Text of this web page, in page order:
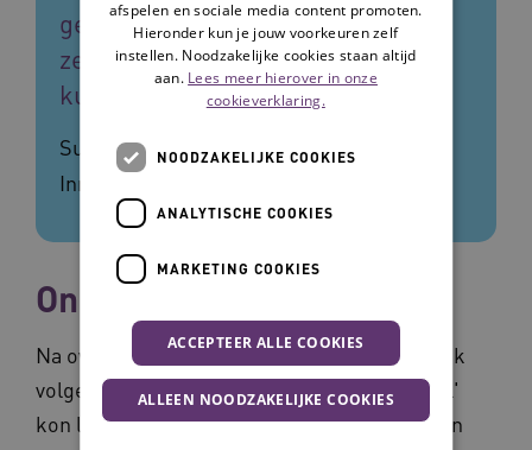
geven over hun rooster kunnen zij
zelf bepalen wanneer zij willen en
kunnen werken.
Suzanne Keizer, programmamanager
Innovatie bij Vitalis
Onlegbare puzzel
Na overleg met de softwareleverancier bleek
volgens Suzanne dat AI de 'onlegbare puzzel'
kon leggen: rekening houden met de wensen
afspelen en sociale media content promoten.
Hieronder kun je jouw voorkeuren zelf
instellen. Noodzakelijke cookies staan altijd
aan. Lees meer hierover in onze
cookieverklaring.
NOODZAKELIJKE COOKIES
ANALYTISCHE COOKIES
MARKETING COOKIES
ACCEPTEER ALLE COOKIES
ALLEEN NOODZAKELIJKE COOKIES